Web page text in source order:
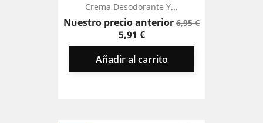
Crema Desodorante Y...
Nuestro precio anteriorPrecio
6,95 €Precio
5,91 €
Añadir al carrito